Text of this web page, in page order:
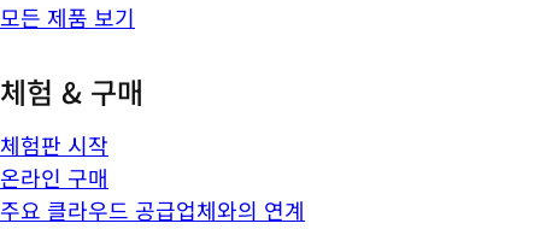
모든 제품 보기
체험 & 구매
체험판 시작
온라인 구매
주요 클라우드 공급업체와의 연계